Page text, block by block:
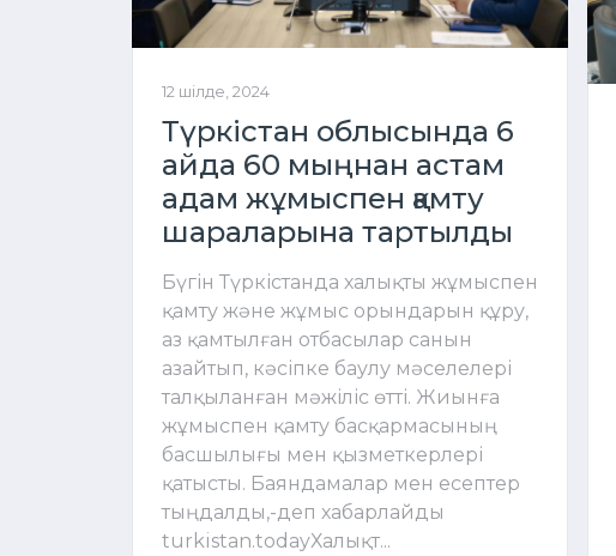
12 шілде, 2024
Түркістан облысында 6
айда 60 мыңнан астам
адам жұмыспен қамту
шараларына тартылды
Бүгін Түркістанда халықты жұмыспен
қамту және жұмыс орындарын құру,
аз қамтылған отбасылар санын
азайтып, кәсіпке баулу мәселелері
талқыланған мәжіліс өтті. Жиынға
жұмыспен қамту басқармасының
басшылығы мен қызметкерлері
қатысты. Баяндамалар мен есептер
тыңдалды,-деп хабарлайды
turkistan.todayХалықт...